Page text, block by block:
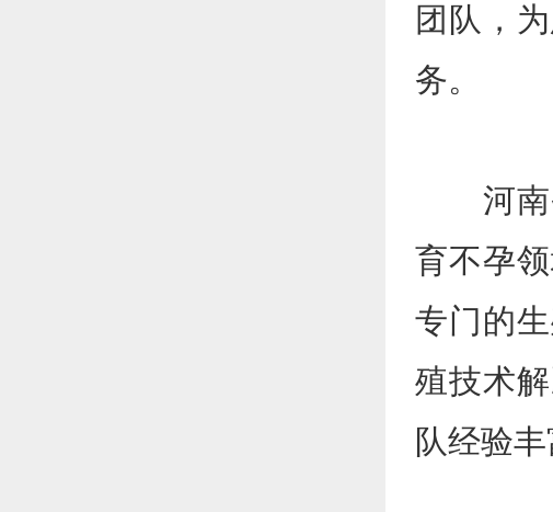
团队，
务。
河南省
育不孕
专门的
殖技术
队经验